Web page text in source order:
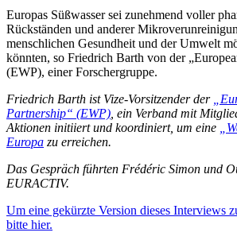
Europas Süßwasser sei zunehmend voller
Rückständen und anderer
menschlichen Gesundheit und der Umwelt
könnten, so Friedrich Barth von der
(EWP), einer Forschergruppe.
Friedrich Barth ist Vize-Vorsitzender der
Partnership“ (EWP) , ein Verband mit
Aktionen initiiert und koordiniert, um eine
Europa zu erreichen.
Das Gespräch führten Frédéric Simon und
EURACTIV.
Um eine gekürzte Version dieses Interviews
bitte hier.